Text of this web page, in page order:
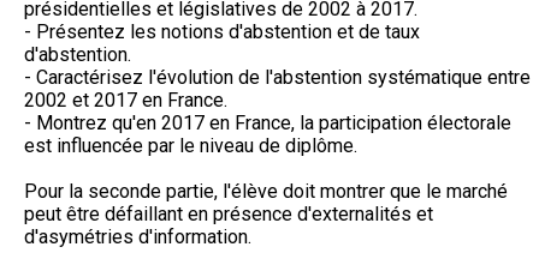
présidentielles et législatives de 2002 à 2017.
- Présentez les notions d'abstention et de taux
d'abstention.
- Caractérisez l'évolution de l'abstention systématique entre
2002 et 2017 en France.
- Montrez qu'en 2017 en France, la participation électorale
est influencée par le niveau de diplôme.
Pour la seconde partie, l'élève doit montrer que le marché
peut être défaillant en présence d'externalités et
d'asymétries d'information.